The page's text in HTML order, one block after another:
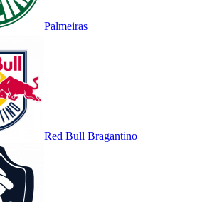
Palmeiras
Red Bull Bragantino